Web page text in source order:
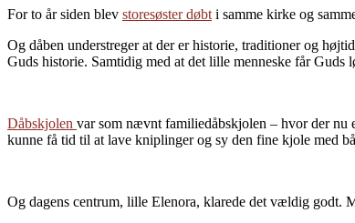
For to år siden blev storesøster døbt i samme kirke og
Og dåben understreger at der er historie, traditioner og
Guds historie. Samtidig med at det lille menneske får Guds
Dåbskjolen var som nævnt familiedåbskjolen – hvor der nu
kunne få tid til at lave kniplinger og sy den fine kjole med
Og dagens centrum, lille Elenora, klarede det vældig godt.